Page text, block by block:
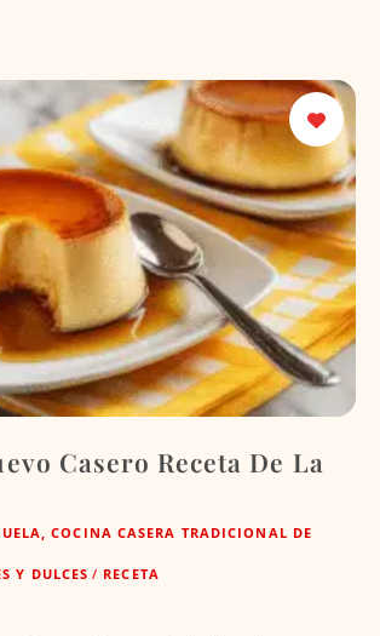
Casero Receta De La
COCINA CASERA TRADICIONAL DE
Y DULCES / RECETA